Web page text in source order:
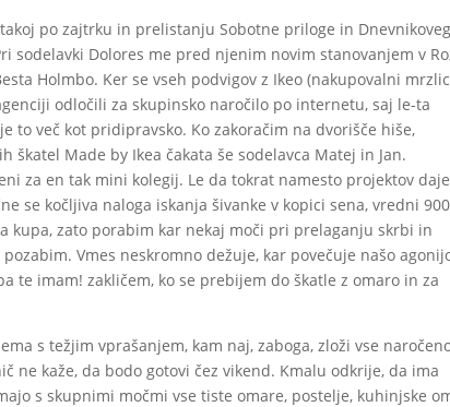
po zajtrku in prelistanju Sobotne priloge in
sodelavki Dolores me pred njenim novim stanovanjem v
Holmbo. Ker se vseh podvigov z Ikeo (nakupovalni
odločili za skupinsko naročilo po internetu, saj le-ta
to več kot pridipravsko. Ko zakoračim na dvorišče hiše,
Made by Ikea čakata še sodelavca Matej in Jan.
za en tak mini kolegij. Le da tokrat namesto projektov
se kočljiva naloga iskanja šivanke v kopici sena, vredni
kupa, zato porabim kar nekaj moči pri prelaganju skrbi in
Vmes neskromno dežuje, kar povečuje našo
te imam! zakličem, ko se prebijem do škatle z omaro in za
s težjim vprašanjem, kam naj, zaboga, zloži vse
ne kaže, da bodo gotovi čez vikend. Kmalu odkrije, da ima
s skupnimi močmi vse tiste omare, postelje, kuhinjske